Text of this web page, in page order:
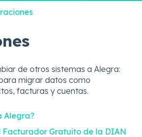
de otros sistemas a Alegra:
migrar datos como
facturas y cuentas.
Alegra?
Facturador Gratuito de la DIAN